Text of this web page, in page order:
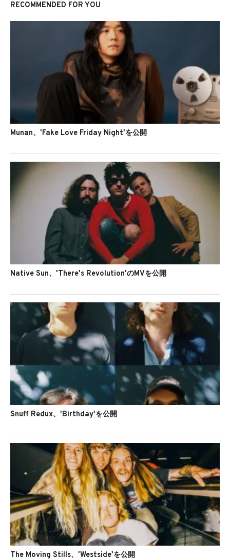
RECOMMENDED FOR YOU
Munan、'Fake Love Friday Night'を公開
Native Sun、'There's Revolution'のMVを公開
Snuff Redux、'Birthday'を公開
The Moving Stills、'Westside'を公開